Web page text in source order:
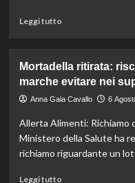
per
Leggi tuttoLeggi
Il
cavallo:
una
indispensabile
per
l’agricoltura
Mortadella ritirata:
marche evitare nei
Anna Gaia Cavallo 6
Allerta Alimenti: Richiamo
Ministero della Salute ha
richiamo riguardante un
Leggi tuttoLeggi